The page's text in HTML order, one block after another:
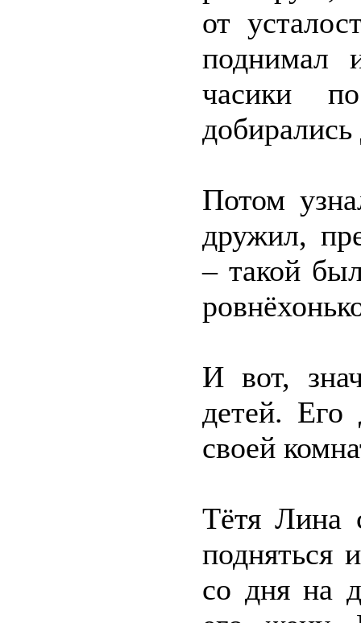
от
часики
добирались
Потом
дружил,
– такой
И вот,
детей.
своей
Тётя Лина
подняться
со дня на